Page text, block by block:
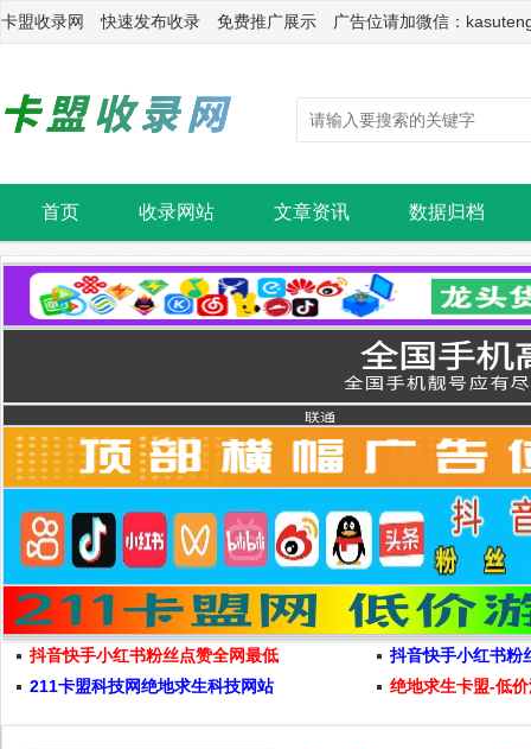
卡盟收录网 快速发布收录 免费推广展示 广告位请加微信：
首页 收录网站 文章资讯 数据归档
抖音快手小红书粉丝点赞全网最低
抖音快手小红书粉
211卡盟科技网绝地求生科技网站
绝地求生卡盟-低